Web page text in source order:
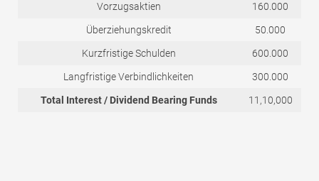
Vorzugsaktien 160.000
Überziehungskredit 50.000
Kurzfristige Schulden 600.000
Langfristige Verbindlichkeiten 300.000
Total Interest / Dividend Bearing Funds 11,10,000